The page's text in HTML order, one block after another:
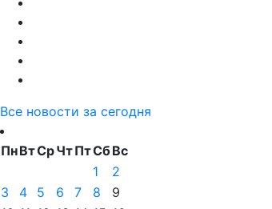
Все новости за сегодня
ПнВтСрЧтПтСбВс
1
2
3
4 5 6 7 8
9